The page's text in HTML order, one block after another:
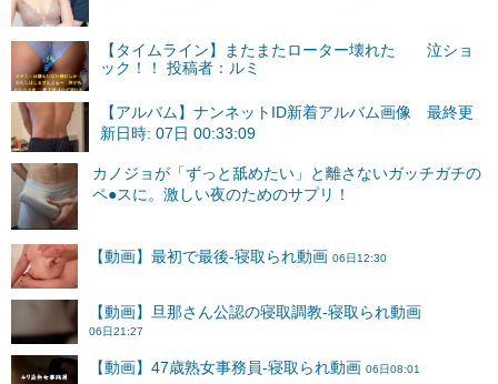
【タイムライン】またまたローター壊れた 泣ショ
ック！！ 投稿者：ルミ
【アルバム】ナンネットID新着アルバム画像 最終更
新日時: 07日 00:33:09